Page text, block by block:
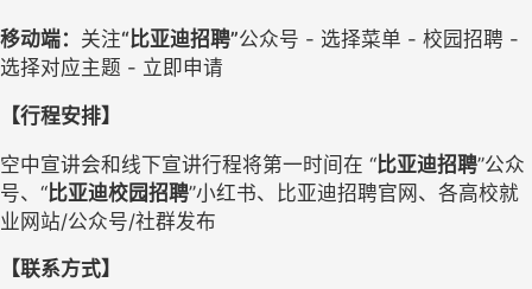
移动端： 关注“比亚迪招聘”公众号
选择对应主题 - 立即申请
【行程安排】
空中宣讲会和线下宣讲行程将第一时间在 “ 比亚迪招聘”公众
号、“ 比亚迪校园招聘”小红书、比亚迪招聘官网、各高校就
业网站/公众号/社群发布
【联系方式】